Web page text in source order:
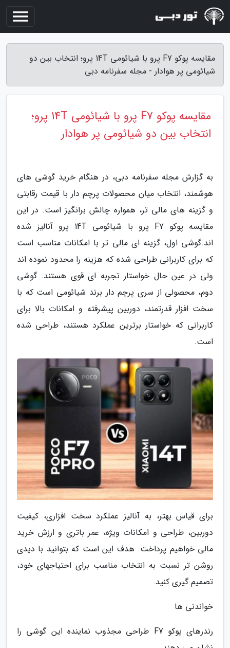
مقایسه پوکو F7 پرو با شیائومی 14T پرو؛ انتخاب بین دو
شیائومی پر هوادار - مجله سفرنامه دبی
مقایسه پوکو F7 پرو با شیائومی 14T پرو؛
انتخاب بین دو شیائومی پر هوادار
به گزارش مجله سفرنامه دبی، در هنگام خرید گوشی های
هوشمند، انتخاب میان محصولات پرچم دار با قیمت رقابتی
و گزینه های مالی تر، همواره چالش برانگیز است. در این
مقایسه پوکو F7 پرو با شیائومی 14T پرو آنالیز شده
اند.گوشی اول، گزینه ای مالی تر با امکانات مناسب است
که برای کاربرانی طراحی شده که هزینه را محدود نموده اند
ولی در عین حال خواستار تجربه ای قوی هستند. گوشی
دوم، محصولی از سری پرچم دار برند شیائومی است که با
سخت افزار قدرتمند، دوربین پیشرفته و امکانات بالا برای
کاربرانی که خواستار برترین عملکرد هستند، طراحی شده
است.
برای قیاس بهتر، به آنالیز عملکرد سخت افزاری، کیفیت
دوربین، طراحی و امکانات ویژه، عمر باتری و ارزش خرید
مالی خواهیم پرداخت. هدف این است که بتوانید با دیدی
روشن تر نسبت به انتخاب مناسب برای احتیاجهای خود،
تصمیم گیری کنید.
خواندنی ها
رندرهای پوکو F7 طراحی مجذوب نماینده این گوشی را